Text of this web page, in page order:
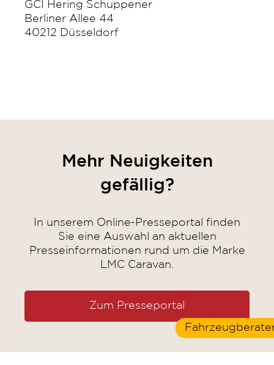
GCI Hering Schuppener
Berliner Allee 44
40212 Düsseldorf
Mehr Neuigkeiten
gefällig?
In unserem Online-Presseportal finden
Sie eine Auswahl an aktuellen
Presseinformationen rund um die Marke
LMC Caravan.
Zum Presseportal